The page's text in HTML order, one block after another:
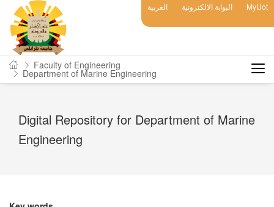
العربية البوابة الالكترونية MyUot
Faculty of Engineering
Department of Marine Engineering
Digital Repository for Department of Marine
Engineering